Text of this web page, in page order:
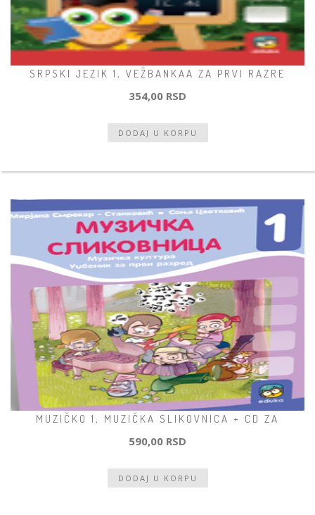
SRPSKI JEZIK 1, VEŽBANKAA ZA PRVI RAZRE
354,00 RSD
MUZIČKO 1, MUZIČKA SLIKOVNICA + CD ZA
590,00 RSD